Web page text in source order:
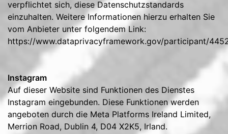
verpflichtet sich, diese Datenschutzstandards
einzuhalten. Weitere Informationen hierzu erhalten Sie
vom Anbieter unter folgendem Link:
https://www.dataprivacyframework.gov/participant/
Instagram
Auf dieser Website sind Funktionen des Dienstes
Instagram eingebunden. Diese Funktionen werden
angeboten durch die Meta Platforms Ireland Limited,
Merrion Road, Dublin 4, D04 X2K5, Irland.